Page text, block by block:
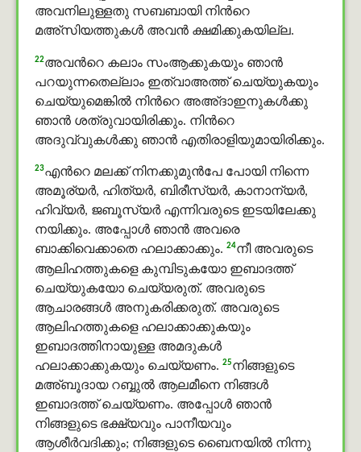
അവനിലുള്ളതു സബബായി നിന്‍റെ
മഅ്സിയത്തുകൾ അവന്‍ ക്ഷമിക്കുകയില്ല.
22അവന്‍റെ കലാം സംആക്കുകയും ഞാന്‍
പറയുന്നതെല്ലാം ഇത്വാഅത്ത് ചെയ്യുകയും
ചെയ്യുമെങ്കില്‍ നിന്‍റെ അഅ്ദാഇനുകള്‍ക്കു
ഞാന്‍ ശത്രുവായിരിക്കും. നിന്‍റെ
അദുവ്വുകള്‍ക്കു ഞാന്‍ എതിരാളിയുമായിരിക്കും.
23എന്‍റെ മലക്ക് നിനക്കുമുന്‍പേ പോയി നിന്നെ
അമൂര്യര്‍, ഹിത്യര്‍, ബിരീസ്യര്‍, കാനാന്യര്‍,
ഹിവ്യര്‍, ജബൂസ്യര്‍ എന്നിവരുടെ ഇടയിലേക്കു
നയിക്കും. അപ്പോള്‍ ഞാന്‍ അവരെ
ബാക്കിവെക്കാതെ ഹലാക്കാക്കും. 24നീ അവരുടെ
ആലിഹത്തുകളെ കുമ്പിടുകയോ ഇബാദത്ത്
ചെയ്യുകയോ ചെയ്യരുത്. അവരുടെ
ആചാരങ്ങള്‍ അനുകരിക്കരുത്. അവരുടെ
ആലിഹത്തുകളെ ഹലാക്കാക്കുകയും
ഇബാദത്തിനായുള്ള അമദുകൾ
ഹലാക്കാക്കുകയും ചെയ്യണം. 25നിങ്ങളുടെ
മഅ്ബൂദായ റബ്ബുൽ ആലമീനെ നിങ്ങള്‍
ഇബാദത്ത് ചെയ്യണം. അപ്പോള്‍ ഞാന്‍
നിങ്ങളുടെ ഭക്ഷ്യവും പാനീയവും
ആശീര്‍വദിക്കും; നിങ്ങളുടെ ബൈനയില്‍ നിന്നു